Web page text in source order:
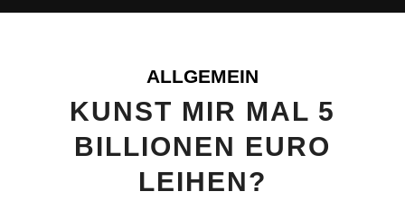
ALLGEMEIN
KUNST MIR MAL 5
BILLIONEN EURO
LEIHEN?